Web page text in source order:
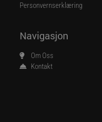
Navigasjon
Om Oss
Kontakt
Personvernserklæring